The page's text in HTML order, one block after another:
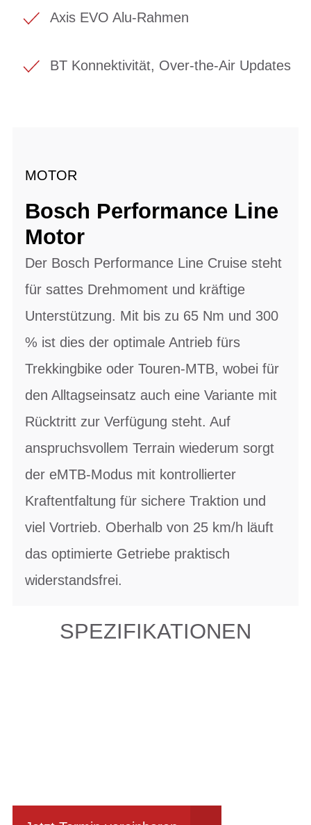
Axis EVO Alu-Rahmen
BT Konnektivität, Over-the-Air Updates
MOTOR
Bosch Performance Line
Motor
Der Bosch Performance Line Cruise steht
für sattes Drehmoment und kräftige
Unterstützung. Mit bis zu 65 Nm und 300
% ist dies der optimale Antrieb fürs
Trekkingbike oder Touren-MTB, wobei für
den Alltagseinsatz auch eine Variante mit
Rücktritt zur Verfügung steht. Auf
anspruchsvollem Terrain wiederum sorgt
der eMTB-Modus mit kontrollierter
Kraftentfaltung für sichere Traktion und
viel Vortrieb. Oberhalb von 25 km/h läuft
das optimierte Getriebe praktisch
widerstandsfrei.
SPEZIFIKATIONEN